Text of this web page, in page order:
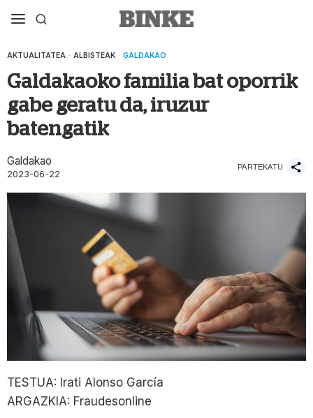
AKTUALITATEA · ALBISTEAK · GALDAKAO
Galdakaoko familia bat oporrik
gabe geratu da, iruzur
batengatik
Galdakao
2023-06-22
PARTEKATU
TESTUA: Irati Alonso García
ARGAZKIA: Fraudesonline